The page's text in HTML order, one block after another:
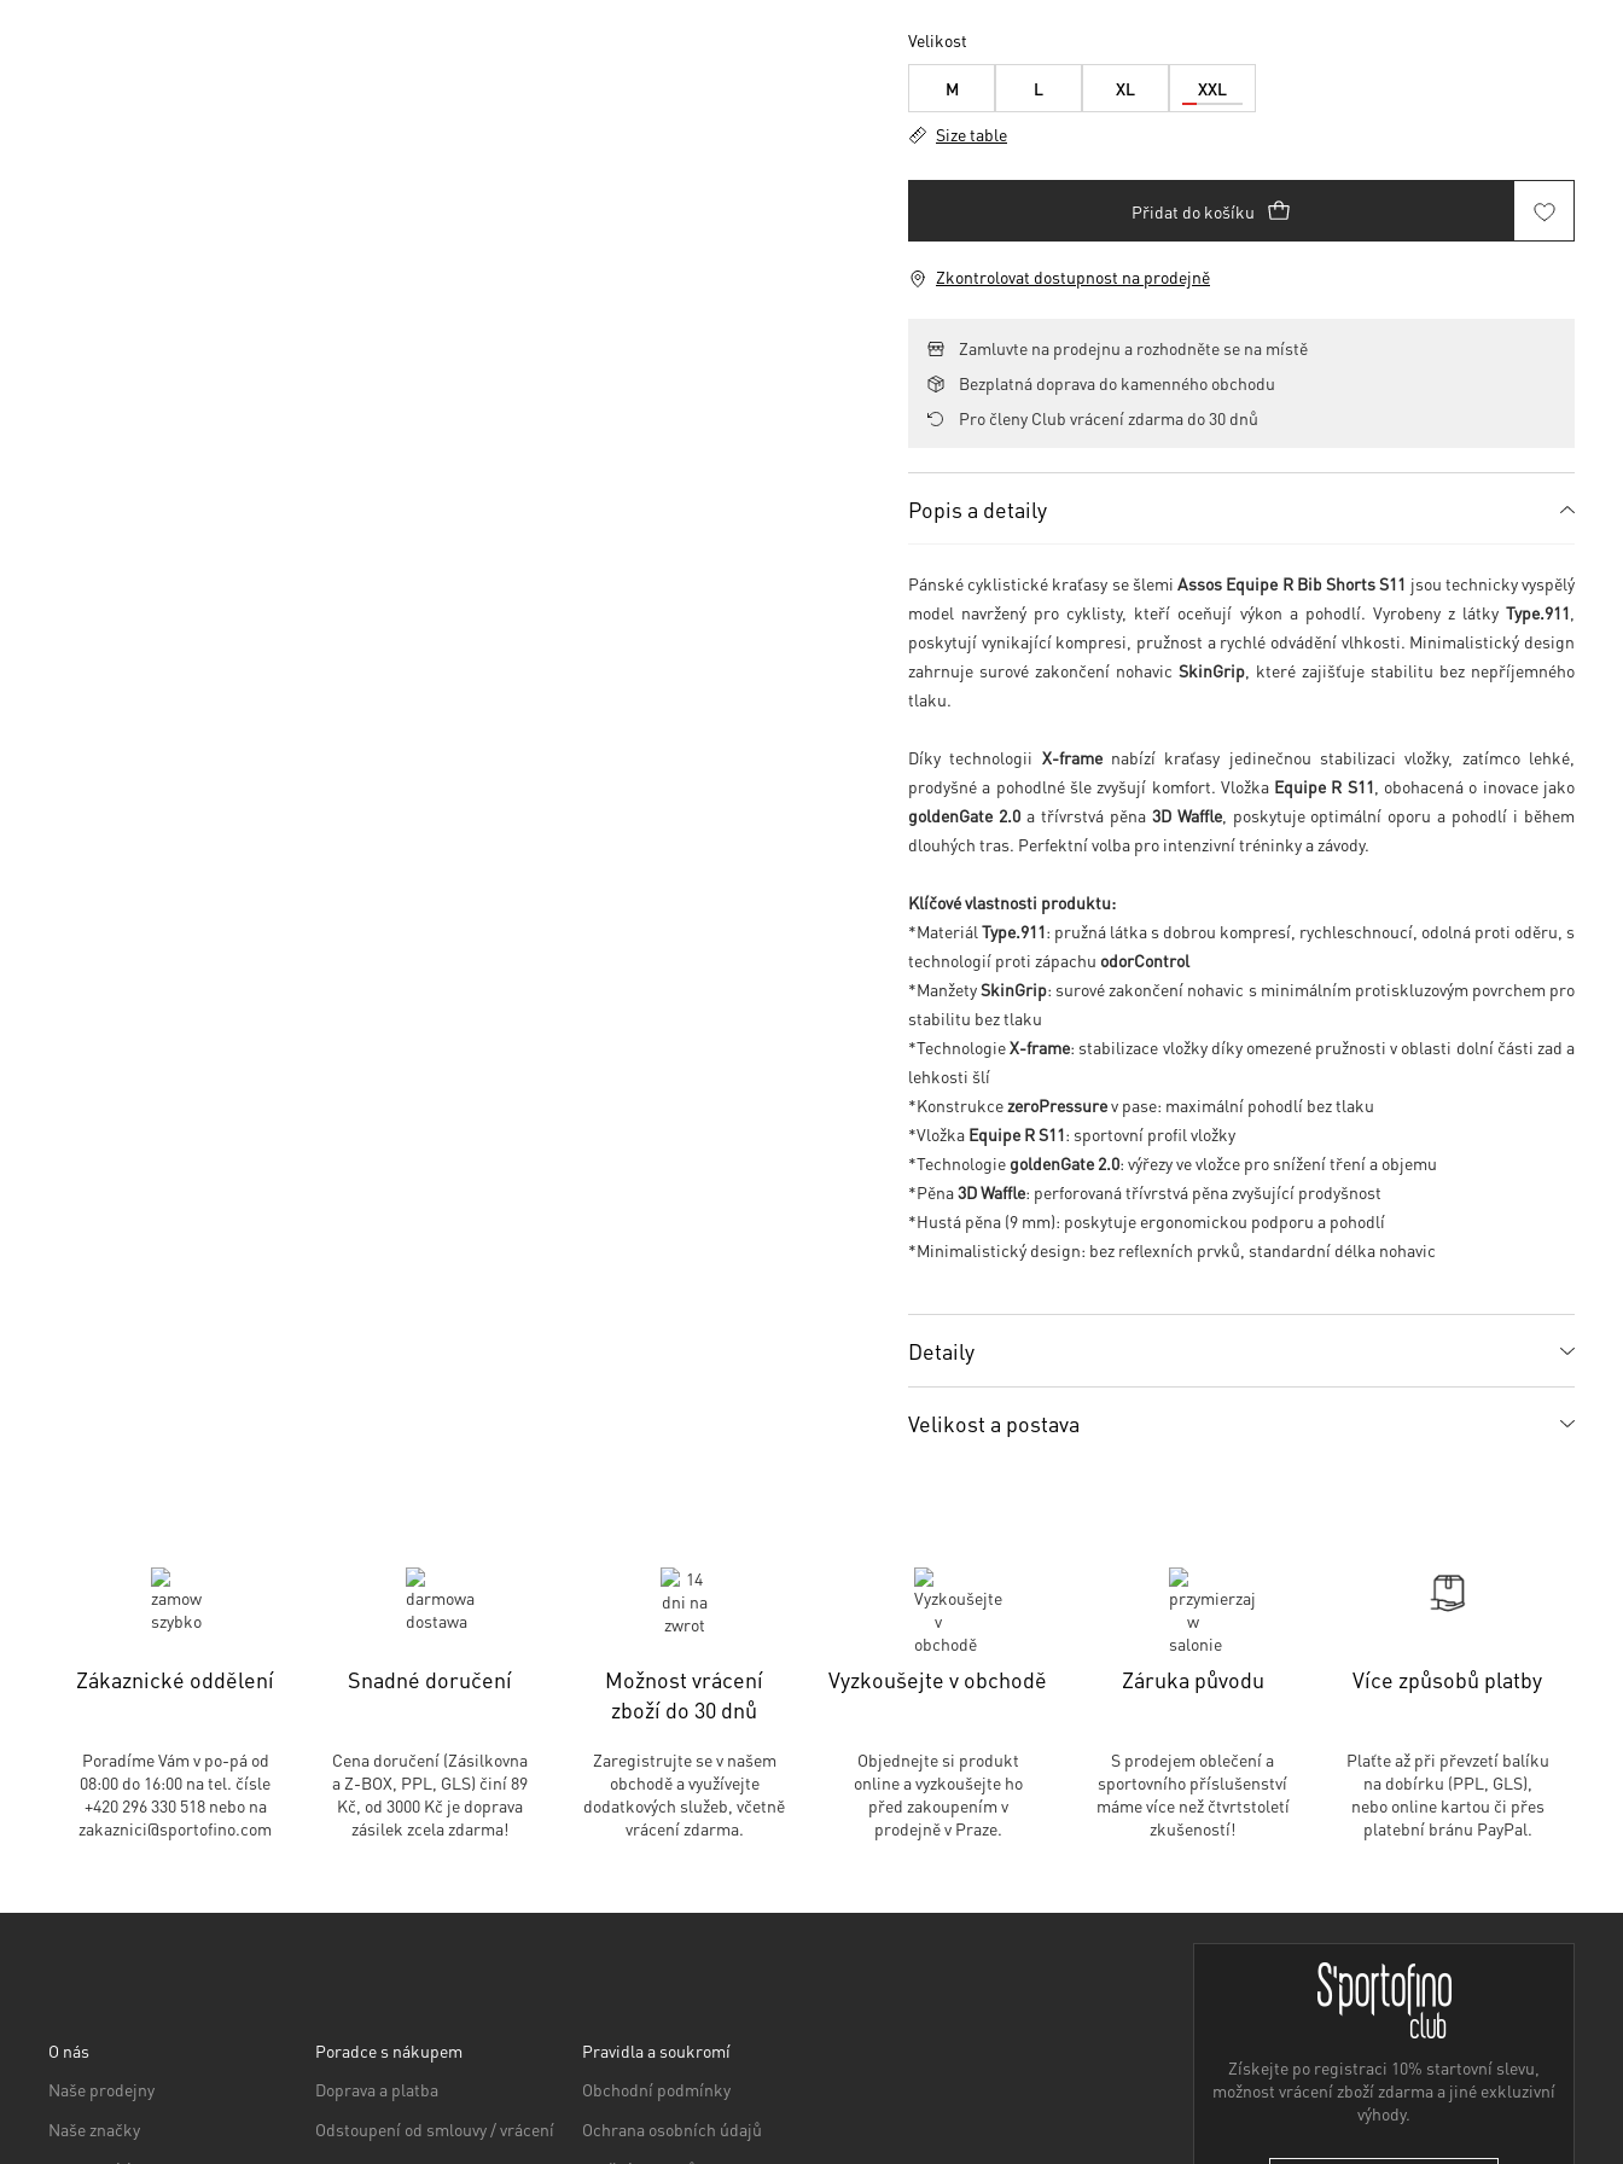
Velikost
M L XL XXL
Size table
Přidat do košíku
Zkontrolovat dostupnost na prodejně
Zamluvte na prodejnu a rozhodněte se na místě
Bezplatná doprava do kamenného obchodu
Pro členy Club vrácení zdarma do 30 dnů
Popis a detaily
Pánské cyklistické kraťasy se šlemiAssos Equipe R Bib Shorts S11 jsou technicky vyspělý
model navržený pro cyklisty, kteří oceňují výkon a pohodlí. Vyrobeny z látky Type.911
poskytují vynikající kompresi, pružnost a rychlé odvádění vlhkosti. Minimalistický design
zahrnuje surové zakončení nohavic SkinGrip , které zajišťuje stabilitu bez nepříjemného
tlaku.
Díky technologii X-framenabízí kraťasy jedinečnou stabilizaci vložky, zatímco lehké,
prodyšné a pohodlné šle zvyšují komfort. Vložka Equipe R S11 , obohacená o inovace jako
goldenGate 2.0a třívrstvá pěna 3D Waffle, poskytuje optimální oporu a pohodlí i během
dlouhých tras. Perfektní volba pro intenzivní tréninky a závody.
Klíčové vlastnosti produktu:
*Materiál Type.911: pružná látka s dobrou kompresí, rychleschnoucí, odolná proti oděru, s
technologií proti zápachu odorControl
*ManžetySkinGrip: surové zakončení nohavic s minimálním protiskluzovým povrchem pro
stabilitu bez tlaku
*TechnologieX-frame: stabilizace vložky díky omezené pružnosti v oblasti dolní části zad a
lehkosti šlí
*KonstrukcezeroPressurev pase: maximální pohodlí bez tlaku
*Vložka Equipe R S11: sportovní profil vložky
*Technologie goldenGate 2.0: výřezy ve vložce pro snížení tření a objemu
*Pěna3D Waffle: perforovaná třívrstvá pěna zvyšující prodyšnost
*Hustá pěna (9 mm): poskytuje ergonomickou podporu a pohodlí
*Minimalistický design: bez reflexních prvků, standardní délka nohavic
Detaily
Velikost a postava
Zákaznické oddělení
Poradíme Vám v po-pá od
08:00 do 16:00 na tel. čísle
+420 296 330 518 nebo na
zakaznici@sportofino.com
Snadné doručení
Cena doručení (Zásilkovna
a Z-BOX, PPL, GLS) činí 89
Kč, od 3000 Kč je doprava
zásilek zcela zdarma!
Možnost vrácení
zboží do 30 dnů
Zaregistrujte se v našem
obchodě a využívejte
dodatkových služeb, včetně
vrácení zdarma.
Vyzkoušejte v obchodě
Objednejte si produkt
online a vyzkoušejte ho
před zakoupením v
prodejně v Praze.
Záruka původu
S prodejem oblečení a
sportovního příslušenství
máme více než čtvrtstoletí
zkušeností!
Více způsobů platby
Plaťte až při převzetí balíku
na dobírku (PPL, GLS),
nebo online kartou či přes
platební bránu PayPal.
Získejte po registraci 10% startovní slevu,
možnost vrácení zboží zdarma a jiné exkluzivní
výhody.
O nás
Naše prodejny
Naše značky
Poradce s nákupem
Doprava a platba
Odstoupení od smlouvy / vrácení
Pravidla a soukromí
Obchodní podmínky
Ochrana osobních údajů